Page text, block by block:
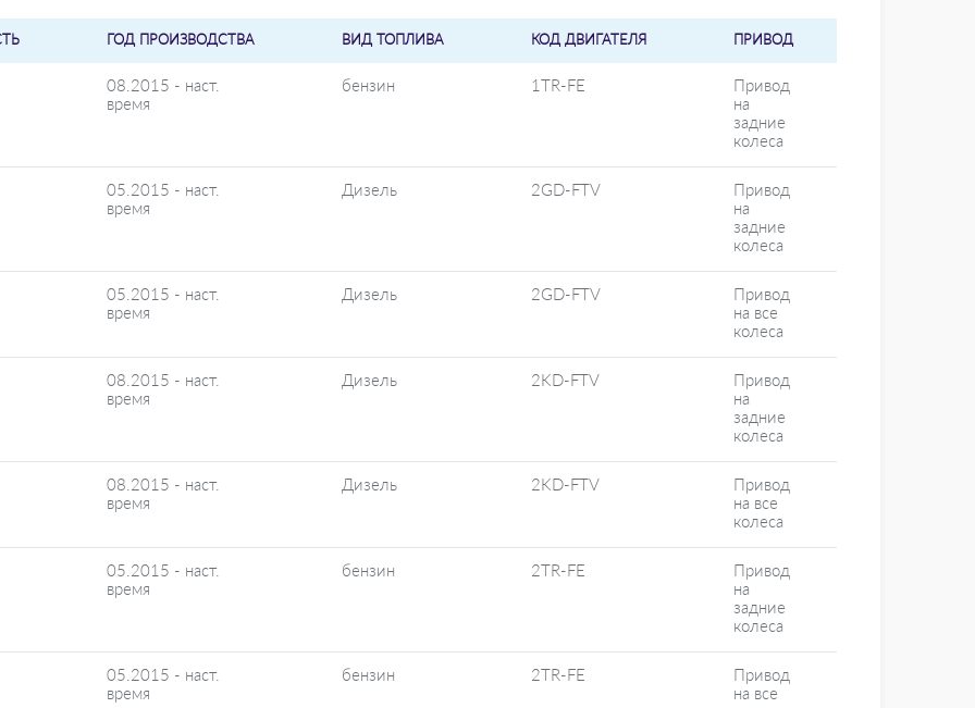
ГОД ПРОИЗВОДСТВА ВИД ТОПЛИВА КОД ДВИГАТЕЛЯ ПРИВОД
08.2015 - наст.
время
бензин 1TR-FE
Привод
на
задние
колеса
05.2015 - наст.
время
Дизель 2GD-FTV
Привод
на
задние
колеса
05.2015 - наст.
время
Дизель 2GD-FTV
Привод
на все
колеса
08.2015 - наст.
время
Дизель 2KD-FTV
Привод
на
задние
колеса
08.2015 - наст.
время
Дизель 2KD-FTV
Привод
на все
колеса
05.2015 - наст.
время
бензин 2TR-FE
Привод
на
задние
колеса
05.2015 - наст.
время
бензин 2TR-FE
Привод
на все